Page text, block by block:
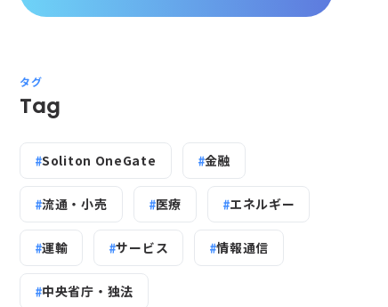
タグ
Tag
Soliton OneGate 金融
流通・小売 医療 エネルギー
運輸 サービス 情報通信
中央省庁・独法